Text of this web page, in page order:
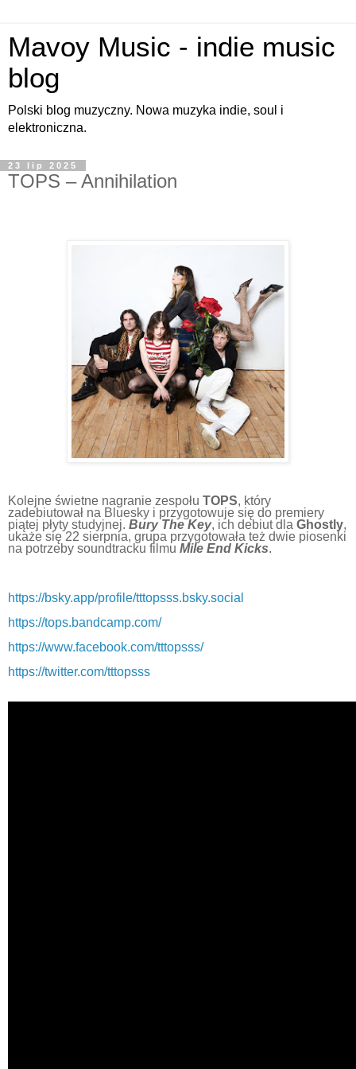
Mavoy Music - indie music
blog
Polski blog muzyczny. Nowa muzyka indie, soul i
elektroniczna.
23 lip 2025
TOPS – Annihilation
Kolejne świetne nagranie zespołu TOPS, który
zadebiutował na Bluesky i przygotowuje się do premiery
piątej płyty studyjnej. Bury The Key, ich debiut dla Ghostly,
ukaże się 22 sierpnia, grupa przygotowała też dwie piosenki
na potrzeby soundtracku filmu Mile End Kicks.
https://bsky.app/profile/tttopsss.bsky.social
https://tops.bandcamp.com/
https://www.facebook.com/tttopsss/
https://twitter.com/tttopsss